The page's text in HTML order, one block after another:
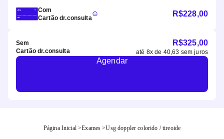
Com
Cartão dr.consulta
R$228,00
Sem
Cartão dr.consulta
R$325,00
até 8x de 40,63 sem juros
Agendar
Página Inicial >Exames >Usg doppler colorido / tireoide